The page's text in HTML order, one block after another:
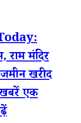
मंदिर
खरीद
एक